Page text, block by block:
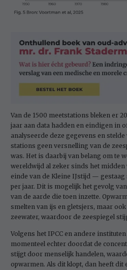
Van de 1500 meetstations bleken er
jaar aan data hadden en eindigen in
analyseerde deze gegevens en stelde
stations geen versnelling van de
was. Het is daarbij van belang om te
wereldwijd al zeker sinds het midden
einde van de Kleine IJstijd — gestaag
per jaar. Dit is mogelijk het gevolg
van de aarde die toen inzette.
smelten van ijs en gletsjers, maar
zeewater, waardoor de zeespiegel
Volgens het IPCC en andere instituten
momenteel echter doordat de
stijgt door menselijk handelen,
opwarmen. Als dit klopt, dan heeft